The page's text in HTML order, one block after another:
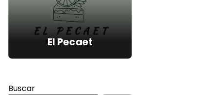
El Pecaet
Buscar